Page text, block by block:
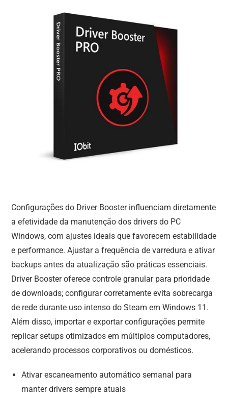
Configurações do Driver Booster influenciam diretamente
a efetividade da manutenção dos drivers do PC
Windows, com ajustes ideais que favorecem estabilidade
e performance. Ajustar a frequência de varredura e ativar
backups antes da atualização são práticas essenciais.
Driver Booster oferece controle granular para prioridade
de downloads; configurar corretamente evita sobrecarga
de rede durante uso intenso do Steam em Windows 11.
Além disso, importar e exportar configurações permite
replicar setups otimizados em múltiplos computadores,
acelerando processos corporativos ou domésticos.
Ativar escaneamento automático semanal para
manter drivers sempre atuais